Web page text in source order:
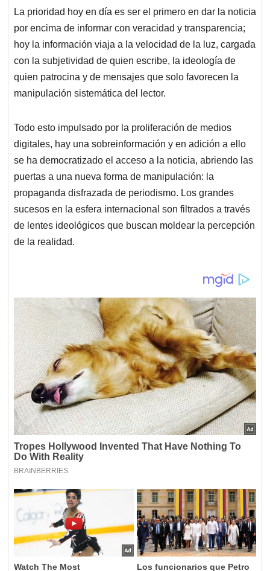
La prioridad hoy en día es ser el primero en dar la noticia
por encima de informar con veracidad y transparencia;
hoy la información viaja a la velocidad de la luz, cargada
con la subjetividad de quien escribe, la ideología de
quien patrocina y de mensajes que solo favorecen la
manipulación sistemática del lector.
Todo esto impulsado por la proliferación de medios
digitales, hay una sobreinformación y en adición a ello
se ha democratizado el acceso a la noticia, abriendo las
puertas a una nueva forma de manipulación: la
propaganda disfrazada de periodismo. Los grandes
sucesos en la esfera internacional son filtrados a través
de lentes ideológicos que buscan moldear la percepción
de la realidad.